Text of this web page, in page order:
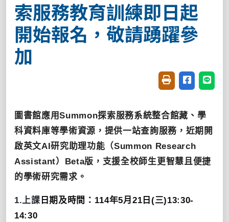
索服務教育訓練即日起
開始報名，敬請踴躍參
加
友善列印(開新視
分享至臉書
分享
圖書館應用Summon探索服務系統整合館藏、學
科資料庫等學術資源，提供一站查詢服務，近期開
啟英文AI研究助理功能（Summon Research
Assistant） Beta版，支援全校師生更智慧且便捷
的學術研究需求。
1. 上課 日期及時間： 114年5月 21 日 (三)13:30-
14:30